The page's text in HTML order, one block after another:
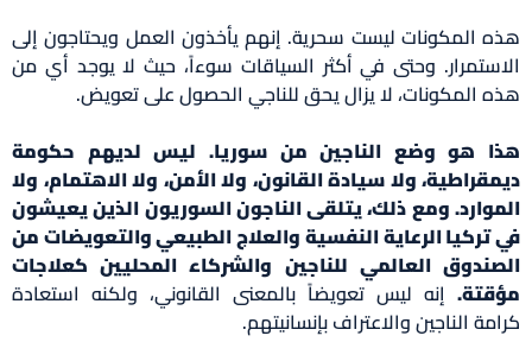
هذه المكونات ليست سحرية. إنهم يأخذون العمل ويحتاجون إلى
الاستمرار. وحتى في أكثر السياقات سوءاً، حيث لا يوجد أي من
هذه المكونات، لا يزال يحق للناجي الحصول على تعويض.
هذا هو وضع الناجين من سوريا. ليس لديهم حكومة
ديمقراطية، ولا سيادة القانون، ولا الأمن، ولا الاهتمام، ولا
الموارد. ومع ذلك، يتلقى الناجون السوريون الذين يعيشون
في تركيا الرعاية النفسية والعلاج الطبيعي والتعويضات من
الصندوق العالمي للناجين والشركاء المحليين كعلاجات
مؤقتة. إنه ليس تعويضاً بالمعنى القانوني، ولكنه استعادة
كرامة الناجين والاعتراف بإنسانيتهم.